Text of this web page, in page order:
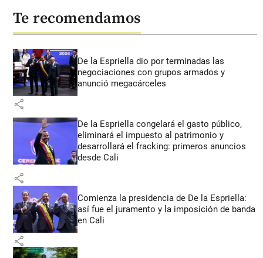
Te recomendamos
De la Espriella dio por terminadas las
negociaciones con grupos armados y
anunció megacárceles
share
De la Espriella congelará el gasto público,
eliminará el impuesto al patrimonio y
desarrollará el fracking: primeros anuncios
desde Cali
share
Comienza la presidencia de De la Espriella:
así fue el juramento y la imposición de banda
en Cali
share